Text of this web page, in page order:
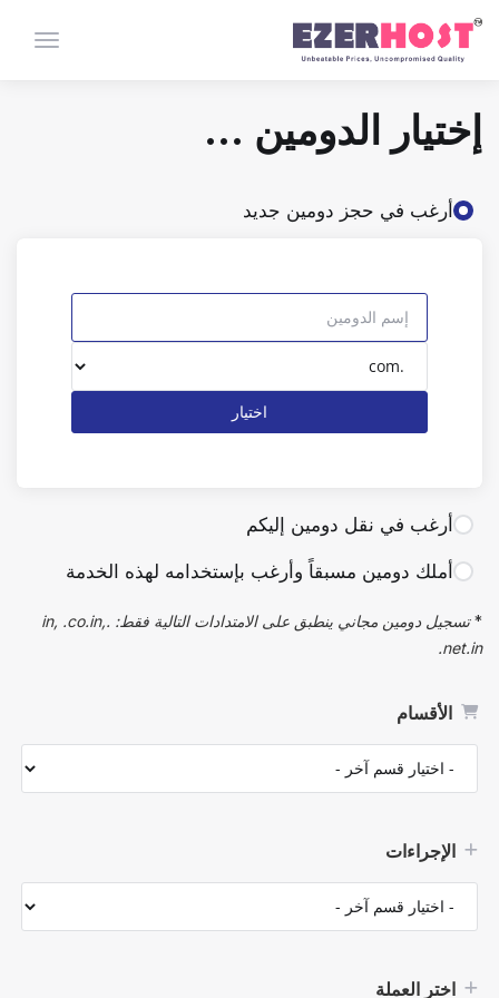
تبديل
إختيار الدومين ...
الأقسام
الإجراءات
اختر العملة
أرغب في حجز دومين جديد
اختيار
أرغب في نقل دومين إليكم
أملك دومين مسبقاً وأرغب بإستخدامه لهذه الخدمة
*
تسجيل دومين مجاني ينطبق على الامتدادات التالية فقط: .in, .co.in,
.net.in